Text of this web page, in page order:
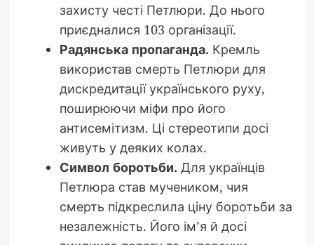
захисту честі Петлюри. До нього
приєдналися 103 організації.
Радянська пропаганда. Кремль
використав смерть Петлюри для
дискредитації українського руху,
поширюючи міфи про його
антисемітизм. Ці стереотипи досі
живуть у деяких колах.
Символ боротьби. Для українців
Петлюра став мучеником, чия
смерть підкреслила ціну боротьби за
незалежність. Його ім’я й досі